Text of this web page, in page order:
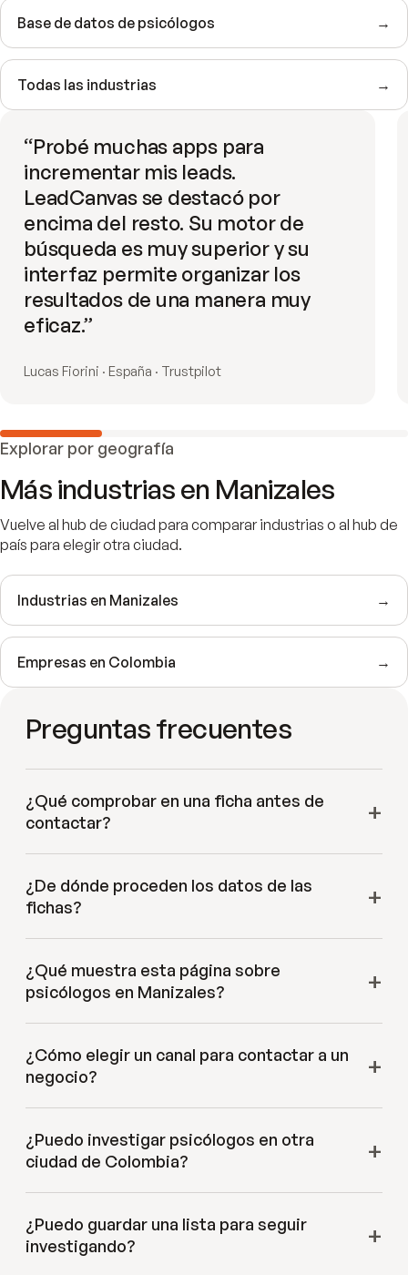
Base de datos de psicólogos →
Todas las industrias →
“Probé muchas apps para
incrementar mis leads.
LeadCanvas se destacó por
encima del resto. Su motor de
búsqueda es muy superior y su
interfaz permite organizar los
resultados de una manera muy
eficaz.”
Lucas Fiorini · España · Trustpilot
Explorar por geografía
Más industrias en Manizales
Vuelve al hub de ciudad para comparar industrias o al hub de
país para elegir otra ciudad.
Industrias en Manizales →
Empresas en Colombia →
Preguntas frecuentes
¿Qué comprobar en una ficha antes de
contactar?
¿De dónde proceden los datos de las
fichas?
¿Qué muestra esta página sobre
psicólogos en Manizales?
¿Cómo elegir un canal para contactar a un
negocio?
¿Puedo investigar psicólogos en otra
ciudad de Colombia?
¿Puedo guardar una lista para seguir
investigando?